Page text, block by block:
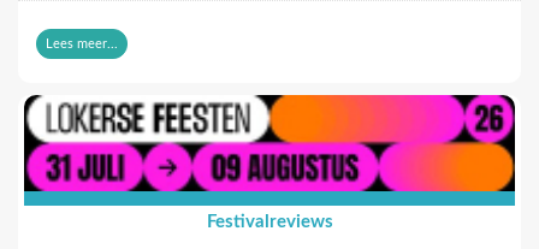
komende dagen laatste tickets
Het openingsweekend zette meteen de toon: met popicoon
onder meer Gary Numan, Soft Cell en The Human League was
het nagenoeg overal uitverkocht. Ook voor de komende
dagen voorziet de organisatie nog uitverkochte dagen. De dag
met Lenny Kravitz is intussen al helemaal uitverkocht, maar
ook voor vanavond, met Tom Odell en Oscar and the Wolf, en
voor vrijdag, met Suede en Editors, zijn nog maar de
Lees meer...
Festivalreviews